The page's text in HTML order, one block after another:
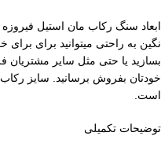
نگین به راحتی میتوانید برای
بسازید یا حتی مثل سایر مشتریان
است.
توضیحات تکمیلی